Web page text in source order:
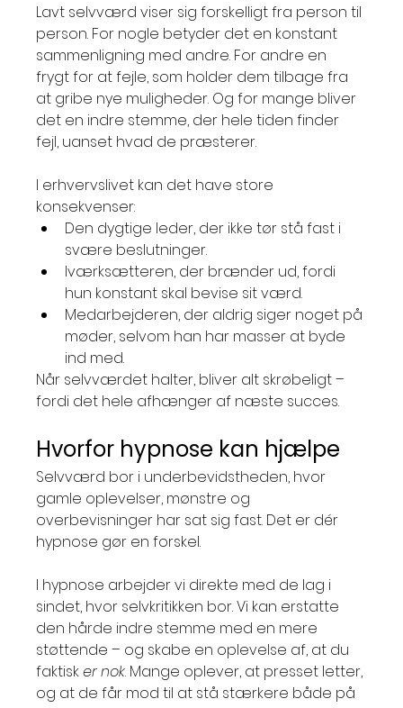
Lavt selvværd viser sig forskelligt fra person til
person. For nogle betyder det en konstant
sammenligning med andre. For andre en
frygt for at fejle, som holder dem tilbage fra
at gribe nye muligheder. Og for mange bliver
det en indre stemme, der hele tiden finder
fejl, uanset hvad de præsterer.
I erhvervslivet kan det have store
konsekvenser:
Den dygtige leder, der ikke tør stå fast i
svære beslutninger.
Iværksætteren, der brænder ud, fordi
hun konstant skal bevise sit værd.
Medarbejderen, der aldrig siger noget på
møder, selvom han har masser at byde
ind med.
Når selvværdet halter, bliver alt skrøbeligt –
fordi det hele afhænger af næste succes.
Hvorfor hypnose kan hjælpe
Selvværd bor i underbevidstheden, hvor
gamle oplevelser, mønstre og
overbevisninger har sat sig fast. Det er dér
hypnose gør en forskel.
I hypnose arbejder vi direkte med de lag i
sindet, hvor selvkritikken bor. Vi kan erstatte
den hårde indre stemme med en mere
støttende – og skabe en oplevelse af, at du
faktisk er nok. Mange oplever, at presset letter,
og at de får mod til at stå stærkere både på